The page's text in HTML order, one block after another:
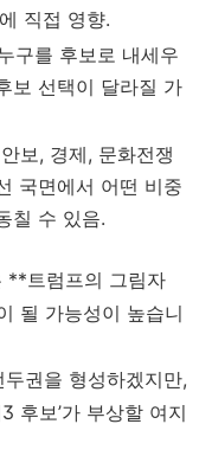
직접 영향.
구를 후보로 내세우
보 선택이 달라질 가
보, 경제, 문화전쟁
국면에서 어떤 비중
칠 수 있음.
**트럼프의 그림자
될 가능성이 높습니
권을 형성하겠지만,
후보’가 부상할 여지